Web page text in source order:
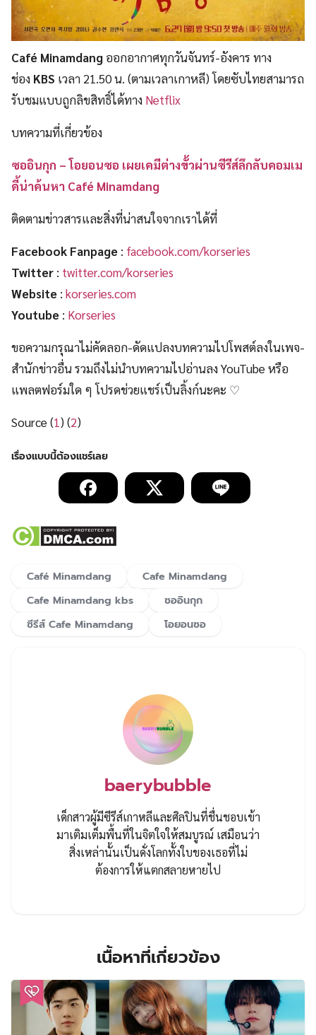
Café Minamdang ออกอากาศทุกวันจันทร์-อังคาร ทาง
ช่อง KBS เวลา 21.50 น. (ตามเวลาเกาหลี) โดยซับไทยสามารถ
รับชมแบบถูกลิขสิทธิ์ได้ทาง Netflix
บทความที่เกี่ยวข้อง
ซออินกุก – โอยอนซอ เผยเคมีต่างขั้วผ่านซีรีส์ลึกลับคอมเม
ดี้น่าค้นหา Café Minamdang
ติดตามข่าวสารและสิ่งที่น่าสนใจจากเราได้ที่
Facebook Fanpage : facebook.com/korseries
Twitter : twitter.com/korseries
Website : korseries.com
Youtube : Korseries
ขอความกรุณาไม่คัดลอก-ดัดแปลงบทความไปโพสต์ลงในเพจ-
สำนักข่าวอื่น รวมถึงไม่นำบทความไปอ่านลง YouTube หรือ
แพลตฟอร์มใด ๆ โปรดช่วยแชร์เป็นลิ้งก์นะคะ ♡
Source (1) (2)
Café Minamdang
Cafe Minamdang
Cafe Minamdang kbs
ซออินกุก
ซีรีส์ Cafe Minamdang
โอยอนซอ
baerybubble
เด็กสาวผู้มีซีรีส์เกาหลีและศิลปินที่ชื่นชอบเข้า
มาเติมเต็มพื้นที่ในจิตใจให้สมบูรณ์ เสมือนว่า
สิ่งเหล่านั้นเป็นดั่งโลกทั้งใบของเธอที่ไม่
ต้องการให้แตกสลายหายไป
เนื้อหาที่เกี่ยวข้อง